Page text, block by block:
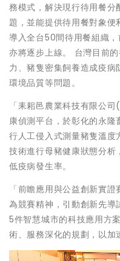
務模式，解決現行待用餐分
題，並能提供待用餐對象
導入全台50間待用餐組織
亦將逐步上線。 台灣目前
力、豬隻密集飼養造成疫
環境品質等問題。
「耒耜邑農業科技有限公
康偵測平台，於彰化的永
行人工侵入式測量豬隻溫
技術進行母豬健康狀態分
低疫病發生率。
「前瞻應用與公益創新實
為競賽精神，引動創新先導
5件智慧城市的科技應用方
術、服務深化的規劃，以加